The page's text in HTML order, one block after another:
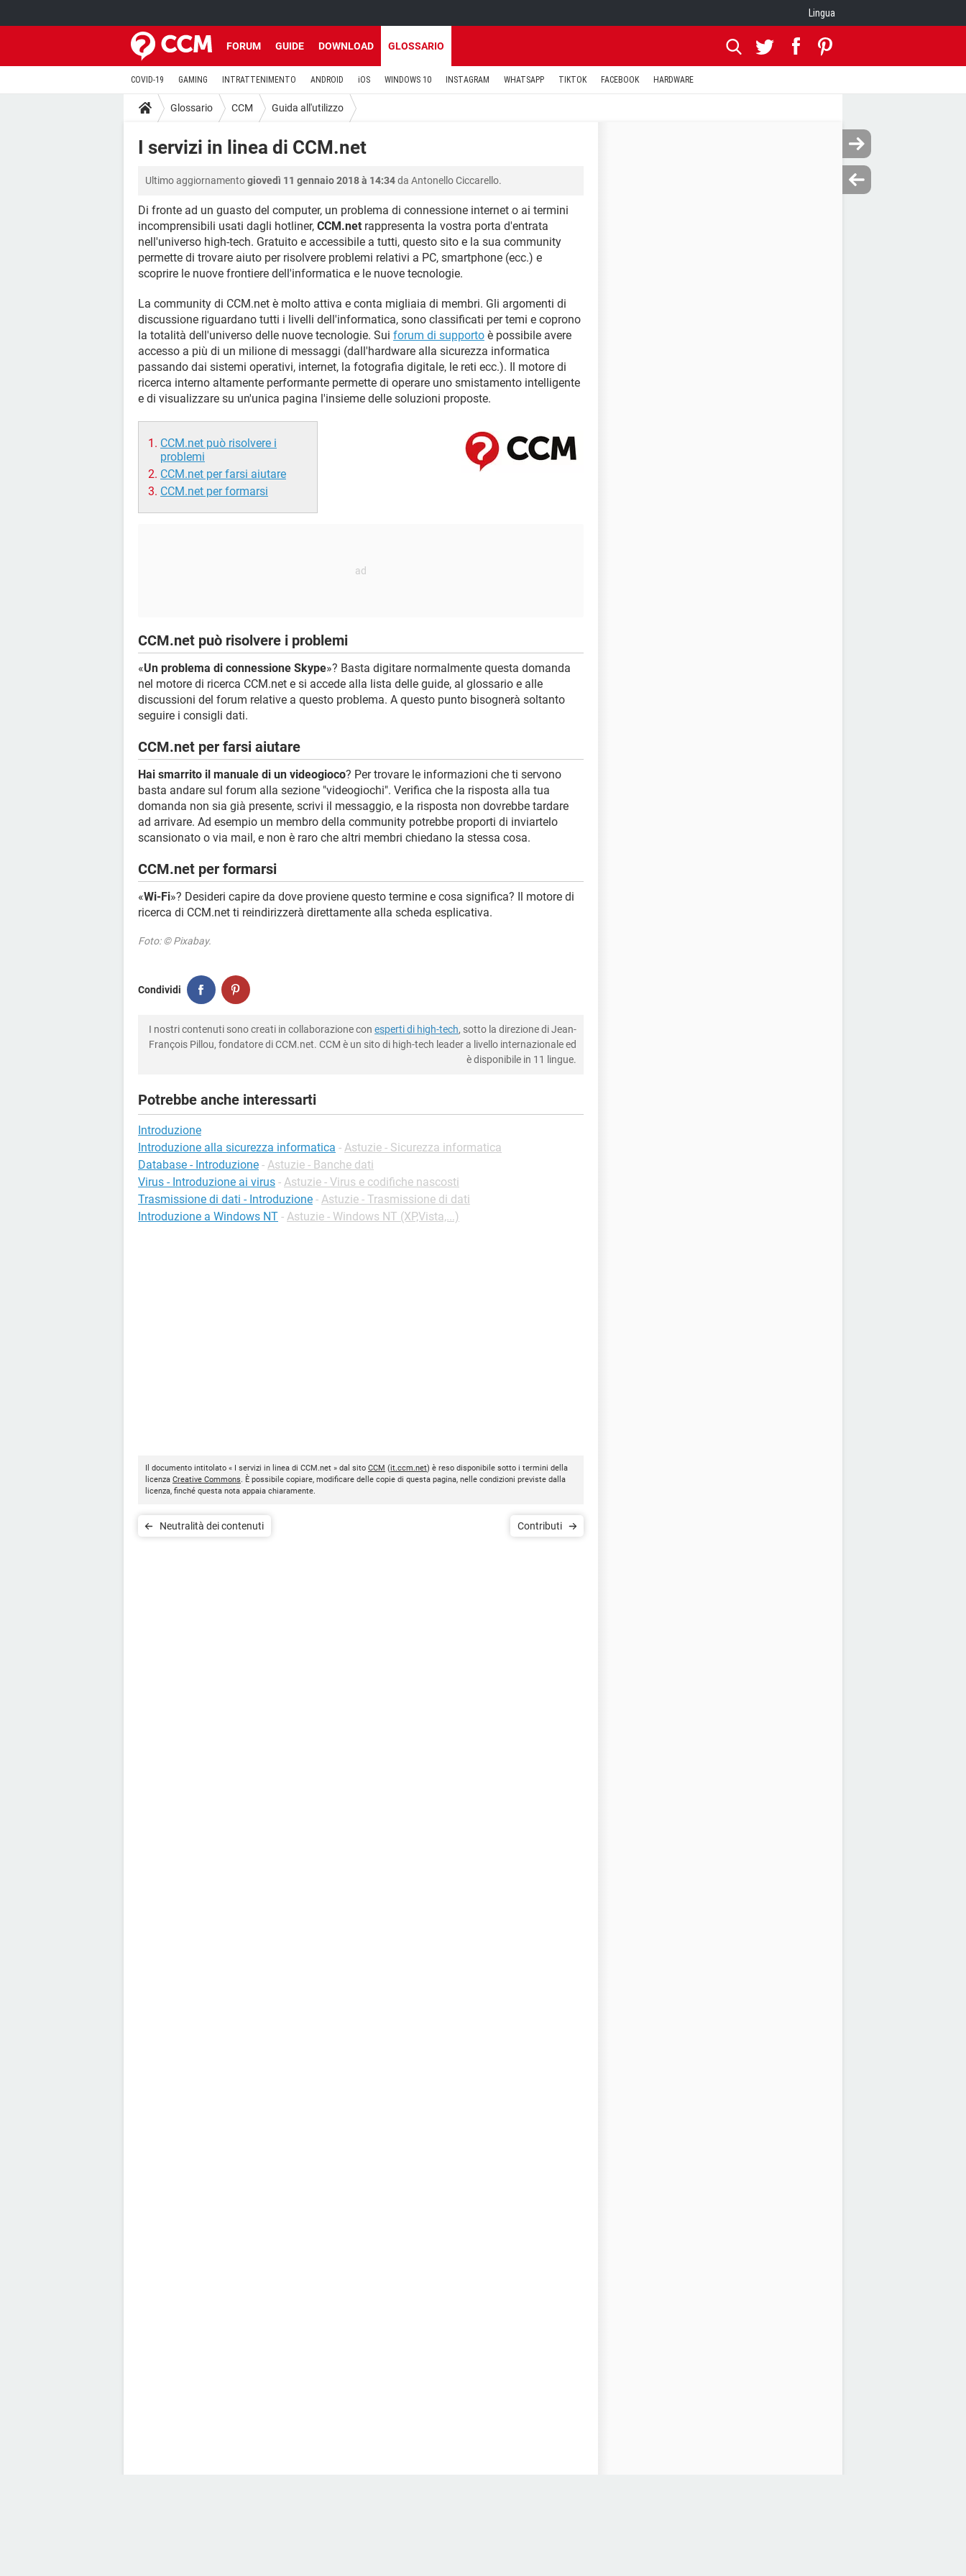
Lingua
FORUM GUIDE DOWNLOAD GLOSSARIO
COVID-19 GAMING INTRATTENIMENTO ANDROID iOS WINDOWS 10 INSTAGRAM WHATSAPP TIKTOK FACEBOOK HARDWARE
Glossario CCM Guida all'utilizzo
I servizi in linea di CCM.net
Ultimo aggiornamentogiovedì 11 gennaio 2018 à 14:34da Antonello Ciccarello.
Di fronte ad un guasto del computer, un problema di connessione internet o ai termini
incomprensibili usati dagli hotliner, CCM.net rappresenta la vostra porta d'entrata
nell'universo high-tech. Gratuito e accessibile a tutti, questo sito e la sua community
permette di trovare aiuto per risolvere problemi relativi a PC, smartphone (ecc.) e
scoprire le nuove frontiere dell'informatica e le nuove tecnologie.
La community di CCM.net è molto attiva e conta migliaia di membri. Gli argomenti di
discussione riguardano tutti i livelli dell'informatica, sono classificati per temi e coprono
la totalità dell'universo delle nuove tecnologie. Sui forum di supporto è possibile avere
accesso a più di un milione di messaggi (dall'hardware alla sicurezza informatica
passando dai sistemi operativi, internet, la fotografia digitale, le reti ecc.). Il motore di
ricerca interno altamente performante permette di operare uno smistamento intelligente
e di visualizzare su un'unica pagina l'insieme delle soluzioni proposte.
CCM.net può risolvere i
problemi
CCM.net per farsi aiutare
CCM.net per formarsi
CCM.net può risolvere i problemi
«Un problema di connessione Skype»? Basta digitare normalmente questa domanda
nel motore di ricerca CCM.net e si accede alla lista delle guide, al glossario e alle
discussioni del forum relative a questo problema. A questo punto bisognerà soltanto
seguire i consigli dati.
CCM.net per farsi aiutare
Hai smarrito il manuale di un videogioco? Per trovare le informazioni che ti servono
basta andare sul forum alla sezione "videogiochi". Verifica che la risposta alla tua
domanda non sia già presente, scrivi il messaggio, e la risposta non dovrebbe tardare
ad arrivare. Ad esempio un membro della community potrebbe proporti di inviartelo
scansionato o via mail, e non è raro che altri membri chiedano la stessa cosa.
CCM.net per formarsi
«Wi-Fi»? Desideri capire da dove proviene questo termine e cosa significa? Il motore di
ricerca di CCM.net ti reindirizzerà direttamente alla scheda esplicativa.
Foto: © Pixabay.
Condividi
I nostri contenuti sono creati in collaborazione con esperti di high-tech, sotto la direzione di Jean-
François Pillou, fondatore di CCM.net. CCM è un sito di high-tech leader a livello internazionale ed
è disponibile in 11 lingue.
Potrebbe anche interessarti
Introduzione
Introduzione alla sicurezza informatica - Astuzie - Sicurezza informatica
Database - Introduzione - Astuzie - Banche dati
Virus - Introduzione ai virus - Astuzie - Virus e codifiche nascosti
Trasmissione di dati - Introduzione - Astuzie - Trasmissione di dati
Introduzione a Windows NT - Astuzie - Windows NT (XP,Vista,...)
Il documento intitolato « I servizi in linea di CCM.net » dal sito CCM (it.ccm.net) è reso disponibile sotto i termini della
licenza Creative Commons. È possibile copiare, modificare delle copie di questa pagina, nelle condizioni previste dalla
licenza, finché questa nota appaia chiaramente.
Neutralità dei contenuti Contributi